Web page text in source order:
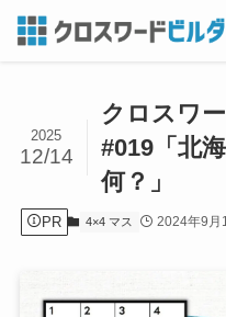
クロスワ
#019「北
何？」
2025
12/14
PR 4×4 マス 2024年9月